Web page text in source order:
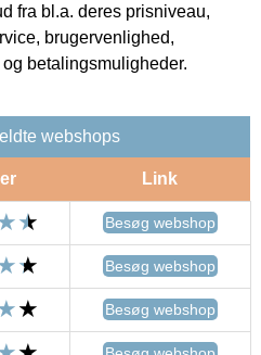
fra bl.a. deres prisniveau,
brugervenlighed,
betalingsmuligheder.
webshops
Link
Besøg webshop
Besøg webshop
Besøg webshop